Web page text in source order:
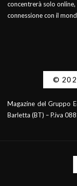
concentrerà solo
connessione con il
©
Magazine del Gruppo
Barletta (BT) – P.iva